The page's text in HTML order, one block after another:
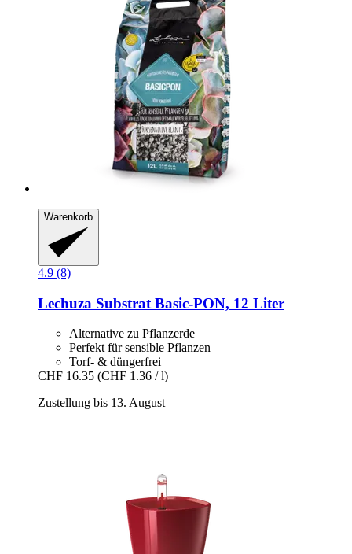
Warenkorb
4.9 (8)
Lechuza Substrat Basic-​PON, 12 Liter
Alternative zu Pflanzerde
Perfekt für sensible Pflanzen
Torf- & düngerfrei
CHF 16.35 (CHF 1.36 / l)
Zustellung bis 13. August